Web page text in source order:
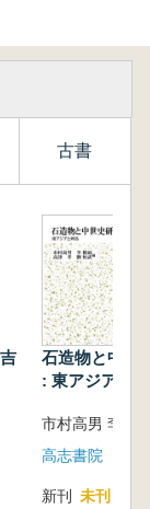
古書
石造物と中世
: 東アジアと
高志書院
新刊 未刊